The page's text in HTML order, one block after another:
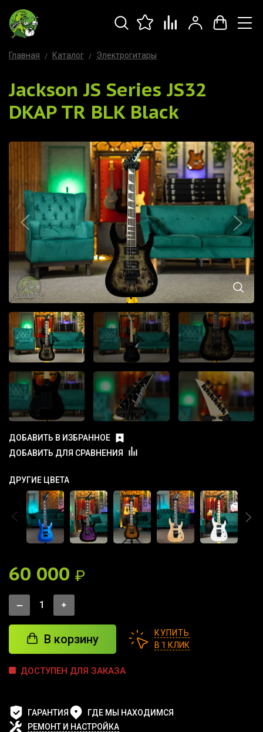
Главная Каталог Электрогитары
Jackson JS Series JS32
DKAP TR BLK Black
ДОБАВИТЬ В ИЗБРАННОЕ
ДОБАВИТЬ ДЛЯ СРАВНЕНИЯ
ДРУГИЕ ЦВЕТА
60 000 ₽
В корзину
КУПИТЬ
В 1 КЛИК
ДОСТУПЕН ДЛЯ ЗАКАЗА
ГАРАНТИЯ
ГДЕ МЫ НАХОДИМСЯ
РЕМОНТ И НАСТРОЙКА